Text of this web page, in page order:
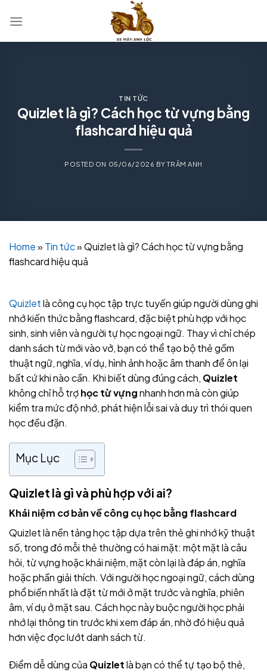
TIN TỨC
Quizlet là gì? Cách học từ vựng bằng
flashcard hiệu quả
POSTED ON 05/06/2026 BYTRÂM ANH
Home» Tin tức»Quizlet là gì? Cách học từ vựng bằng
flashcard hiệu quả
Quizletlà công cụ học tập trực tuyến giúp người dùng ghi
nhớ kiến thức bằng flashcard, đặc biệt phù hợp với học
sinh, sinh viên và người tự học ngoại ngữ. Thay vì chỉ chép
danh sách từ mới vào vở, bạn có thể tạo bộ thẻ gồm
thuật ngữ, nghĩa, ví dụ, hình ảnh hoặc âm thanh để ôn lại
bất cứ khi nào cần. Khi biết dùng đúng cách, Quizlet
không chỉ hỗ trợhọc từ vựngnhanh hơn mà còn giúp
kiểm tra mức độ nhớ, phát hiện lỗi sai và duy trì thói quen
học đều đặn.
Mục Lục
Quizlet là gì và phù hợp với ai?
Khái niệm cơ bản về công cụ học bằng flashcard
Quizlet là nền tảng học tập dựa trên thẻ ghi nhớ kỹ thuật
số, trong đó mỗi thẻ thường có hai mặt: một mặt là câu
hỏi, từ vựng hoặc khái niệm, mặt còn lại là đáp án, nghĩa
hoặc phần giải thích. Với người học ngoại ngữ, cách dùng
phổ biến nhất là đặt từ mới ở mặt trước và nghĩa, phiên
âm, ví dụ ở mặt sau. Cách học này buộc người học phải
nhớ lại thông tin trước khi xem đáp án, nhờ đó hiệu quả
hơn việc đọc lướt danh sách từ.
Điểm dễ dùng của Quizletlà bạn có thể tự tạo bộ thẻ,